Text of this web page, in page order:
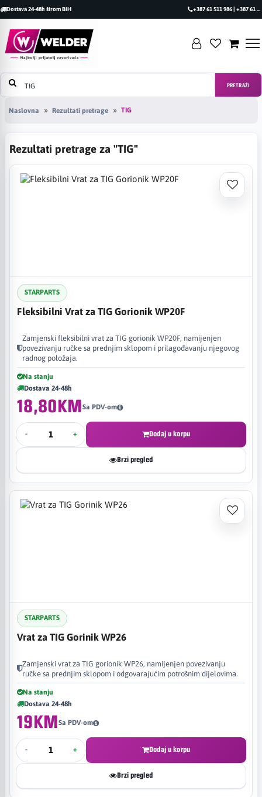
Dostava 24-48h širom BiH +387 61 511 986 | +387 61 493 470
PRETRAŽI
Naslovna Rezultati pretrage TIG
Rezultati pretrage za "TIG"
STARPARTS
Fleksibilni Vrat za TIG Gorionik WP20F
Zamjenski fleksibilni vrat za TIG gorionik WP20F, namijenjen
povezivanju ručke sa prednjim sklopom i prilagođavanju njegovog
radnog položaja.
Na stanju
Dostava 24-48h
18,80KMSa PDV-om
- + Dodaj u korpu
Brzi pregled
STARPARTS
Vrat za TIG Gorinik WP26
Zamjenski vrat za TIG gorionik WP26, namijenjen povezivanju
ručke sa prednjim sklopom i odgovarajućim potrošnim dijelovima.
Na stanju
Dostava 24-48h
19KMSa PDV-om
- + Dodaj u korpu
Brzi pregled